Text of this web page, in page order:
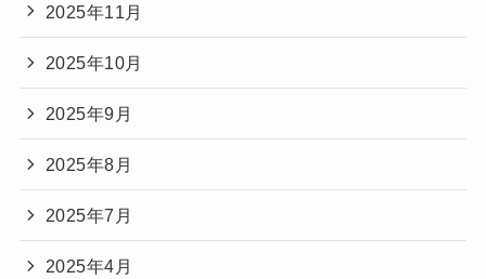
2025年11月
2025年10月
2025年9月
2025年8月
2025年7月
2025年4月